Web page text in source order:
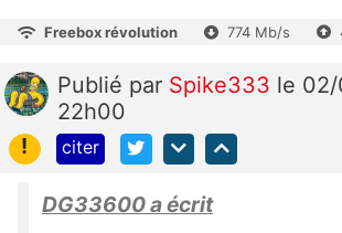
Freebox révolution 774 Mb/s
Publié par Spike333 le
22h00
!
citer
DG33600 a écrit